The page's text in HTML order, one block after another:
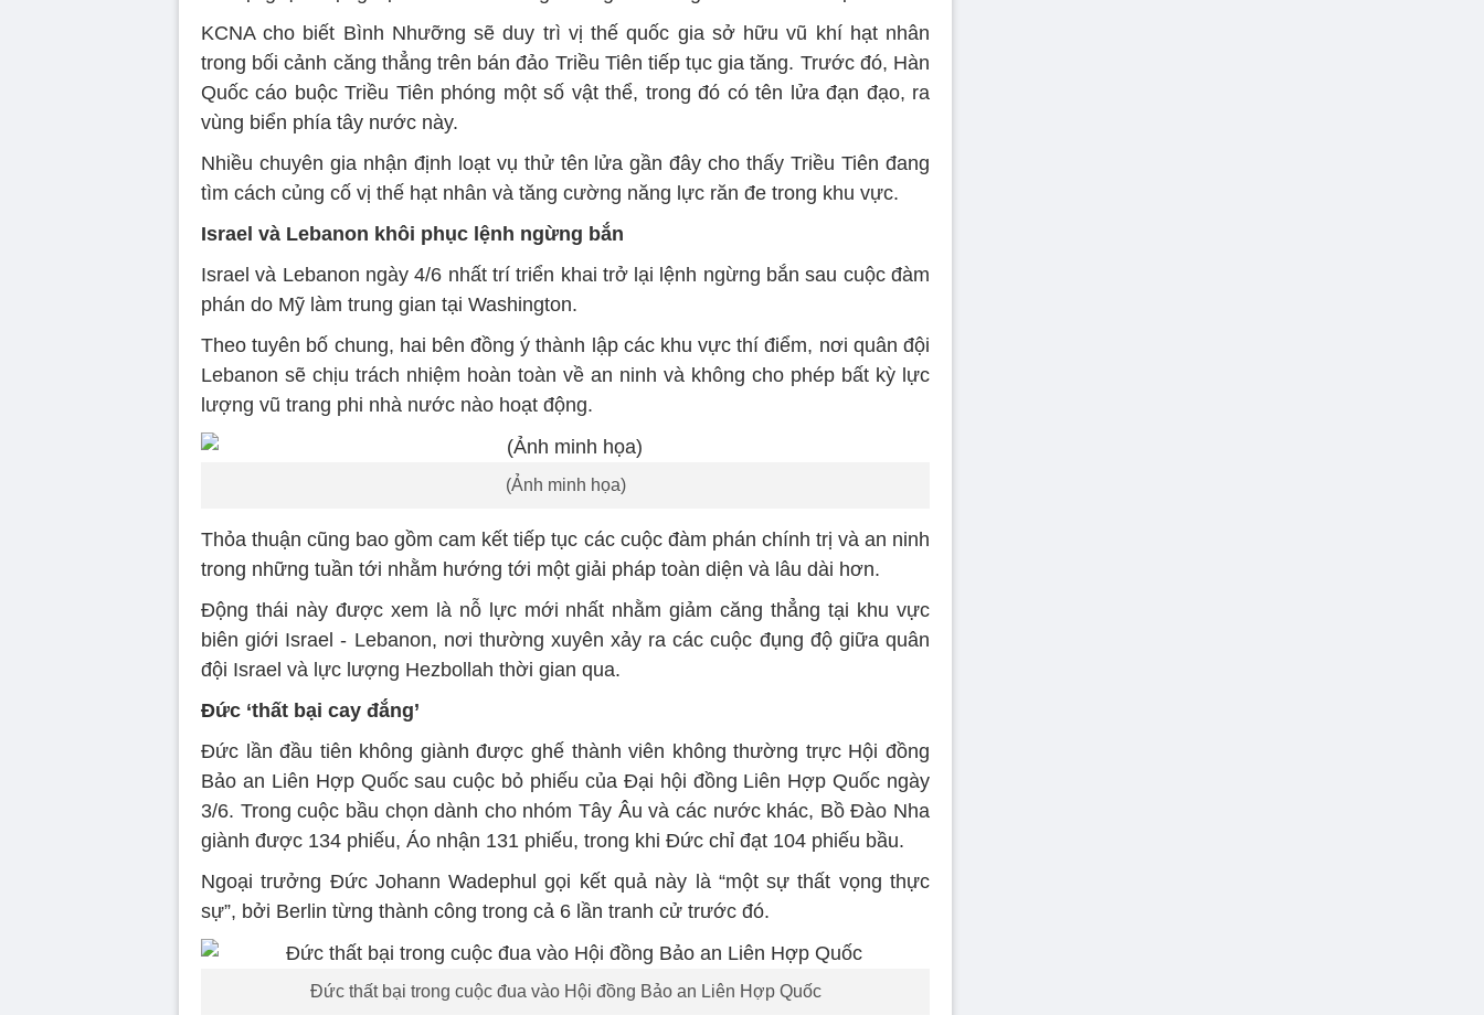
KCNA cho biết Bình Nhưỡng sẽ duy trì vị thế quốc gia sở hữu vũ khí hạt nhân
trong bối cảnh căng thẳng trên bán đảo Triều Tiên tiếp tục gia tăng. Trước đó, Hàn
Quốc cáo buộc Triều Tiên phóng một số vật thể, trong đó có tên lửa đạn đạo, ra
vùng biển phía tây nước này.
Nhiều chuyên gia nhận định loạt vụ thử tên lửa gần đây cho thấy Triều Tiên đang
tìm cách củng cố vị thế hạt nhân và tăng cường năng lực răn đe trong khu vực.
Israel và Lebanon khôi phục lệnh ngừng bắn
Israel và Lebanon ngày 4/6 nhất trí triển khai trở lại lệnh ngừng bắn sau cuộc đàm
phán do Mỹ làm trung gian tại Washington.
Theo tuyên bố chung, hai bên đồng ý thành lập các khu vực thí điểm, nơi quân đội
Lebanon sẽ chịu trách nhiệm hoàn toàn về an ninh và không cho phép bất kỳ lực
lượng vũ trang phi nhà nước nào hoạt động.
(Ảnh minh họa)
Thỏa thuận cũng bao gồm cam kết tiếp tục các cuộc đàm phán chính trị và an ninh
trong những tuần tới nhằm hướng tới một giải pháp toàn diện và lâu dài hơn.
Động thái này được xem là nỗ lực mới nhất nhằm giảm căng thẳng tại khu vực
biên giới Israel - Lebanon, nơi thường xuyên xảy ra các cuộc đụng độ giữa quân
đội Israel và lực lượng Hezbollah thời gian qua.
Đức ‘thất bại cay đắng’
Đức lần đầu tiên không giành được ghế thành viên không thường trực Hội đồng
Bảo an Liên Hợp Quốc sau cuộc bỏ phiếu của Đại hội đồng Liên Hợp Quốc ngày
3/6. Trong cuộc bầu chọn dành cho nhóm Tây Âu và các nước khác, Bồ Đào Nha
giành được 134 phiếu, Áo nhận 131 phiếu, trong khi Đức chỉ đạt 104 phiếu bầu.
Ngoại trưởng Đức Johann Wadephul gọi kết quả này là “một sự thất vọng thực
sự”, bởi Berlin từng thành công trong cả 6 lần tranh cử trước đó.
Đức thất bại trong cuộc đua vào Hội đồng Bảo an Liên Hợp Quốc